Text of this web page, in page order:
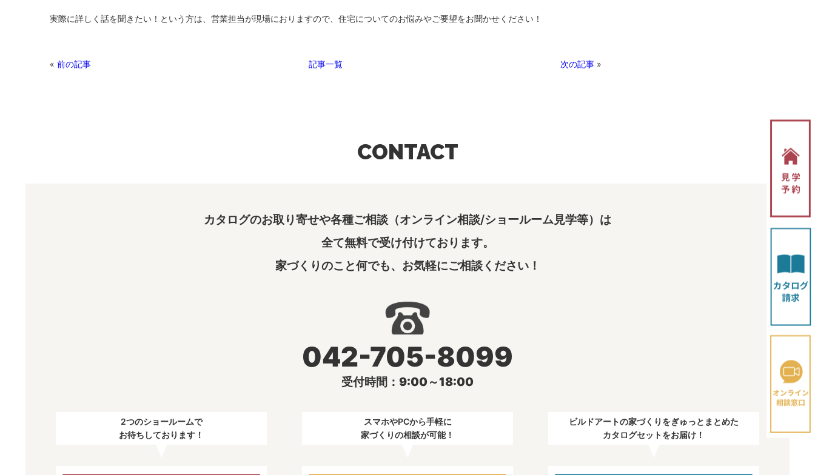
実際に詳しく話を聞きたい！という方は、営業担当が現場におりますので、住宅についてのお悩みやご要望をお聞かせください！
記事一覧
« 前の記事 次の記事 »
CONTACT
カタログのお取り寄せや各種ご相談（オンライン相談/ショールーム見学等）は
全て無料で受け付けております。
家づくりのこと何でも、お気軽にご相談ください！
042-705-8099
受付時間：9:00～18:00
2つのショールームで
お待ちしております！
スマホやPCから手軽に
家づくりの相談が可能！
ビルドアートの家づくりをぎゅっとまとめた
カタログセットをお届け！